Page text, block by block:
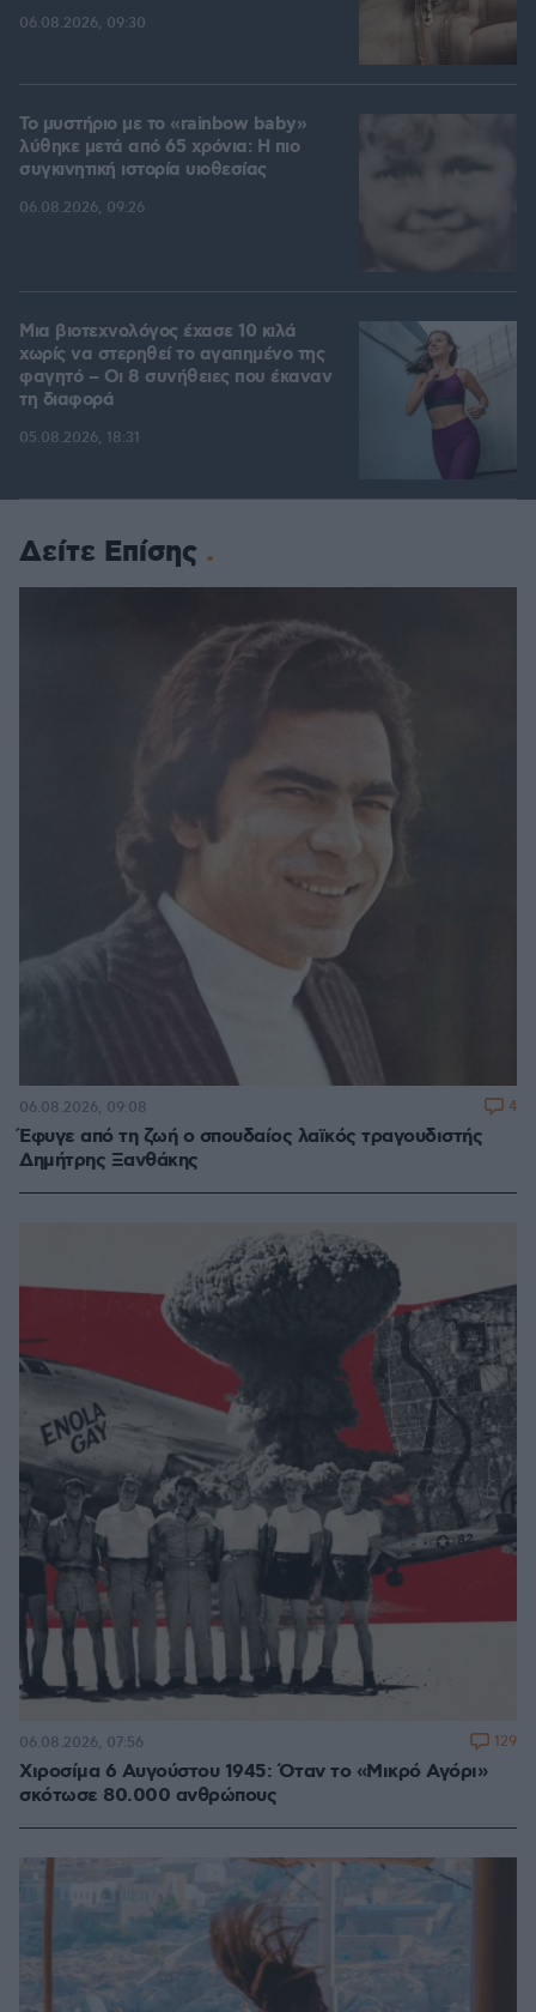
06.08.2026, 09:30
Το μυστήριο με το «rainbow baby»
λύθηκε μετά από 65 χρόνια: Η πιο
συγκινητική ιστορία υιοθεσίας
06.08.2026, 09:26
Μια βιοτεχνολόγος έχασε 10 κιλά
χωρίς να στερηθεί το αγαπημένο της
φαγητό – Οι 8 συνήθειες που έκαναν
τη διαφορά
05.08.2026, 18:31
Δείτε Επίσης
Έφυγε από τη ζωή ο σπουδαίος λαϊκός τραγουδιστής
Δημήτρης Ξανθάκης
06.08.2026, 09:08 4
Χιροσίμα 6 Αυγούστου 1945: Όταν το «Μικρό Αγόρι»
σκότωσε 80.000 ανθρώπους
06.08.2026, 07:56 129